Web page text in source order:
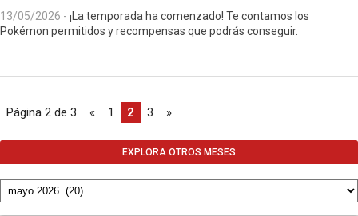
13/05/2026 - ¡La temporada ha comenzado! Te contamos los
Pokémon permitidos y recompensas que podrás conseguir.
Página 2 de 3 « 1 2 3 »
EXPLORA OTROS MESES